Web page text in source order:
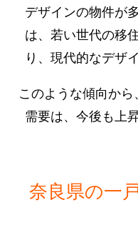
デザインの物件が
は、若い世代の移
り、現代的なデザ
このような傾向か
需要は、今後も上
奈良県の一